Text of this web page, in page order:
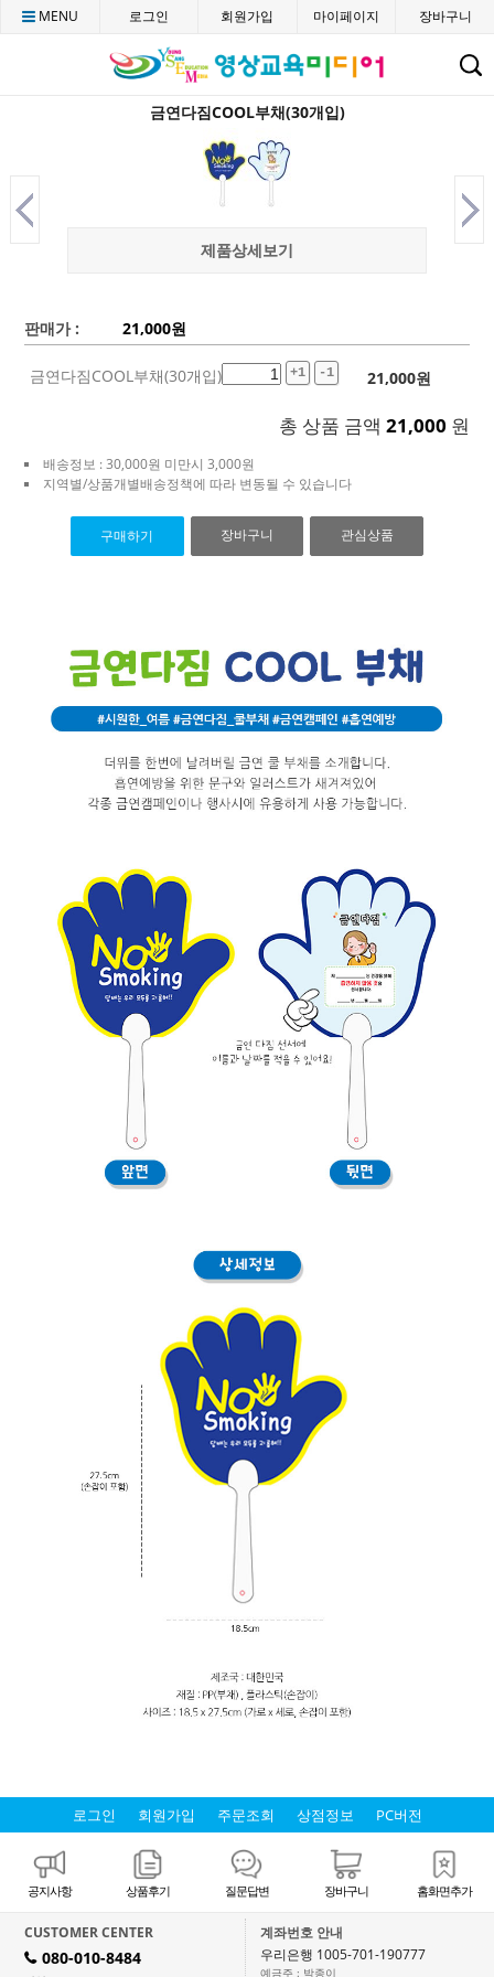
CMENU 로그인 회원가입 마이페이지 장바구니
금연다짐COOL부채(30개입)
제품상세보기
판매가 : 21,000원
금연다짐COOL부채(30개입) +1 -1 21,000원
총 상품 금액 21,000 원
배송정보 : 30,000원 미만시 3,000원
지역별/상품개별배송정책에 따라 변동될 수 있습니다
구매하기 장바구니 관심상품
로그인 회원가입 주문조회 상점정보 PC버전
공지사항 상품후기 질문답변 장바구니 홈화면추가
CUSTOMER CENTER
H 080-010-8484
계좌번호 안내
우리은행 1005-701-190777
예금주 : 박종이